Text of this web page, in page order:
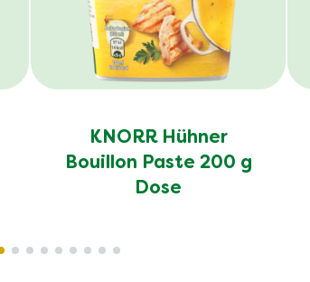
KNORR Hühner
Bouillon Paste 200 g
Dose